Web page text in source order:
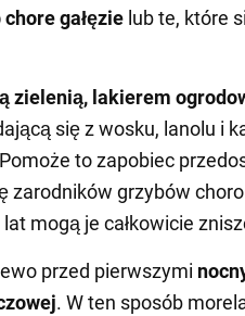
gałęzie lub te, które
zielenią, lakierem
się z wosku, lanolu i
to zapobiec
zarodników grzybów
mogą je całkowicie
przed pierwszymi
. W ten sposób